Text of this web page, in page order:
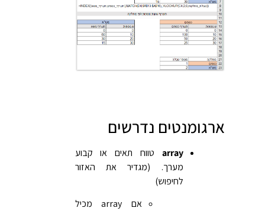
ארגומנטים נדרשים
array
טווח תאים או קבוע
מערך. (מגדיר את האזור
לחיפוש)
אם array מכיל